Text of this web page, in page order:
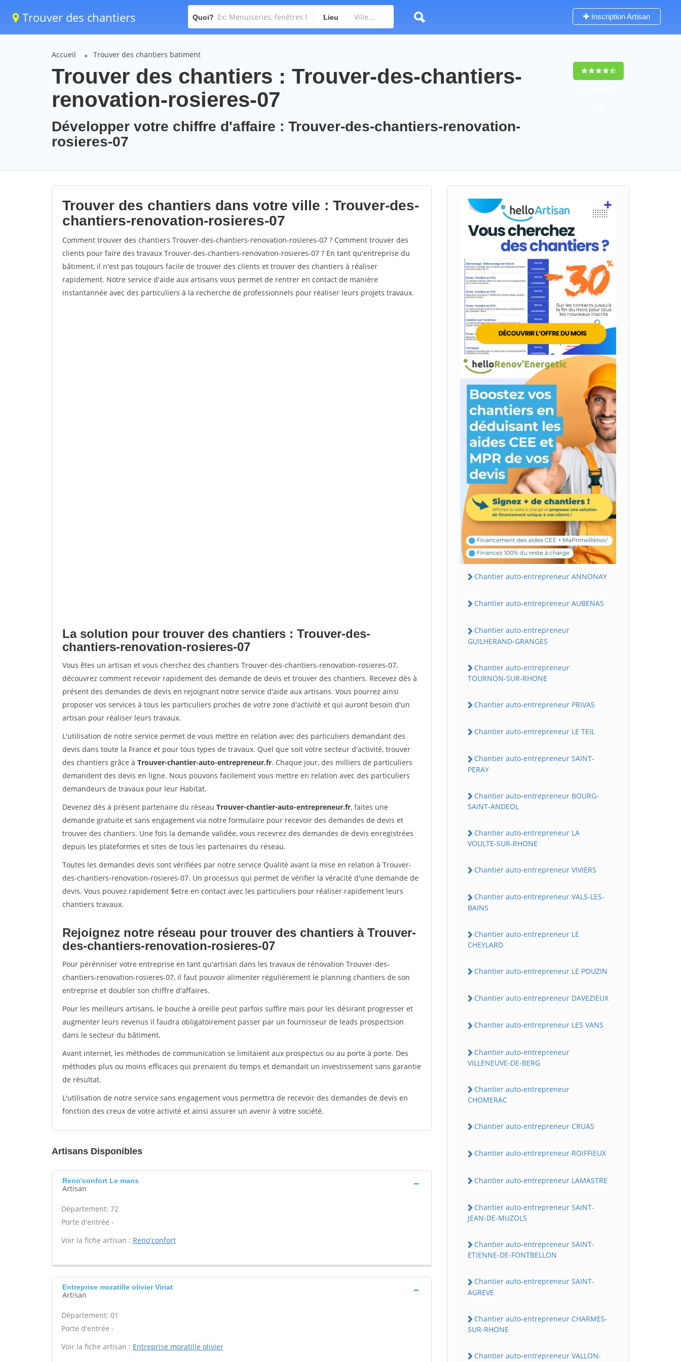
Trouver des chantiers Quoi? Lieu Inscription Artisan
Accueil Trouver des chantiers batiment
Trouver des chantiers : Trouver-des-chantiers-
renovation-rosieres-07
Développer votre chiffre d'affaire : Trouver-des-chantiers-renovation-
rosieres-07
Trouver des chantiers dans votre ville : Trouver-des-
chantiers-renovation-rosieres-07
Comment trouver des chantiers Trouver-des-chantiers-renovation-rosieres-07 ? Comment trouver des
clients pour faire des travaux Trouver-des-chantiers-renovation-rosieres-07 ? En tant qu'entreprise du
bâtiment, il n'est pas toujours facile de trouver des clients et trouver des chantiers à réaliser
rapidement. Notre service d'aide aux artisans vous permet de rentrer en contact de manière
instantannée avec des particuliers à la recherche de professionnels pour réaliser leurs projets travaux.
La solution pour trouver des chantiers : Trouver-des-
chantiers-renovation-rosieres-07
Vous êtes un artisan et vous cherchez des chantiers Trouver-des-chantiers-renovation-rosieres-07,
découvrez comment recevoir rapidement des demande de devis et trouver des chantiers. Recevez dès à
présent des demandes de devis en rejoignant notre service d'aide aux artisans. Vous pourrez ainsi
proposer vos services à tous les particuliers proches de votre zone d'activité et qui auront besoin d'un
artisan pour réaliser leurs travaux.
L'utilisation de notre service permet de vous mettre en relation avec des particuliers demandant des
devis dans toute la France et pour tous types de travaux. Quel que soit votre secteur d'activité, trouver
des chantiers grâce à Trouver-chantier-auto-entrepreneur.fr. Chaque jour, des milliers de particuliers
demandent des devis en ligne. Nous pouvons facilement vous mettre en relation avec des particuliers
demandeurs de travaux pour leur Habitat.
Devenez dès à présent partenaire du réseau Trouver-chantier-auto-entrepreneur.fr, faites une
demande gratuite et sans engagement via notre formulaire pour recevoir des demandes de devis et
trouver des chantiers. Une fois la demande validée, vous recevrez des demandes de devis enregistrées
depuis les plateformes et sites de tous les partenaires du réseau.
Toutes les demandes devis sont vérifiées par notre service Qualité avant la mise en relation à Trouver-
des-chantiers-renovation-rosieres-07. Un processus qui permet de vérifier la véracité d'une demande de
devis. Vous pouvez rapidement $etre en contact avec les particuliers pour réaliser rapidement leurs
chantiers travaux.
Rejoignez notre réseau pour trouver des chantiers à Trouver-
des-chantiers-renovation-rosieres-07
Pour pérénniser votre entreprise en tant qu'artisan dans les travaux de rénovation Trouver-des-
chantiers-renovation-rosieres-07, il faut pouvoir alimenter régulièrement le planning chantiers de son
entreprise et doubler son chiffre d'affaires.
Pour les meilleurs artisans, le bouche à oreille peut parfois suffire mais pour les désirant progresser et
augmenter leurs revenus il faudra obligatoirement passer par un fournisseur de leads prospectsion
dans le secteur du bâtiment.
Avant internet, les méthodes de communication se limitaient aux prospectus ou au porte à porte. Des
méthodes plus ou moins efficaces qui prenaient du temps et demandait un investissement sans garantie
de résultat.
L'utilisation de notre service sans engagement vous permettra de recevoir des demandes de devis en
fonction des creux de votre activité et ainsi assurer un avenir à votre société.
Artisans Disponibles
Reno'confort Le mans
Artisan
Département: 72
Porte d'entrée -
Voir la fiche artisan : Reno'confort
Entreprise moratille olivier Viriat
Artisan
Département: 01
Porte d'entrée -
Voir la fiche artisan : Entreprise moratille olivier
Chantier auto-entrepreneur ANNONAY
Chantier auto-entrepreneur AUBENAS
Chantier auto-entrepreneur
GUILHERAND-GRANGES
Chantier auto-entrepreneur
TOURNON-SUR-RHONE
Chantier auto-entrepreneur PRIVAS
Chantier auto-entrepreneur LE TEIL
Chantier auto-entrepreneur SAINT-
PERAY
Chantier auto-entrepreneur BOURG-
SAINT-ANDEOL
Chantier auto-entrepreneur LA
VOULTE-SUR-RHONE
Chantier auto-entrepreneur VIVIERS
Chantier auto-entrepreneur VALS-LES-
BAINS
Chantier auto-entrepreneur LE
CHEYLARD
Chantier auto-entrepreneur LE POUZIN
Chantier auto-entrepreneur DAVEZIEUX
Chantier auto-entrepreneur LES VANS
Chantier auto-entrepreneur
VILLENEUVE-DE-BERG
Chantier auto-entrepreneur
CHOMERAC
Chantier auto-entrepreneur CRUAS
Chantier auto-entrepreneur ROIFFIEUX
Chantier auto-entrepreneur LAMASTRE
Chantier auto-entrepreneur SAINT-
JEAN-DE-MUZOLS
Chantier auto-entrepreneur SAINT-
ETIENNE-DE-FONTBELLON
Chantier auto-entrepreneur SAINT-
AGREVE
Chantier auto-entrepreneur CHARMES-
SUR-RHONE
Chantier auto-entrepreneur VALLON-